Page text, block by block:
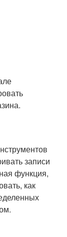
записи
функция,
как